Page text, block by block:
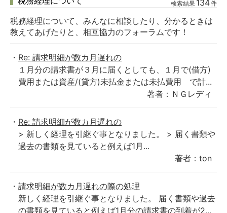
検索結果 134件
税務経理について、みんなに相談したり、分かるときは
教えてあげたりと、相互協力のフォーラムです！
Re: 請求明細が数カ月遅れの
１月分の請求書が３月に届くとしても、１月で(借方)
費用または資産/(貸方)未払金または未払費用 で計...
著者：ＮＧレディ
Re: 請求明細が数カ月遅れの
> 新しく経理を引継ぐ事となりました。 > 届く書類や
過去の書類を見ていると例えば1月...
著者：ton
請求明細が数カ月遅れの際の処理
新しく経理を引継ぐ事となりました。 届く書類や過去
の書類を見ていると例えば1月分の請求書の到着が2...